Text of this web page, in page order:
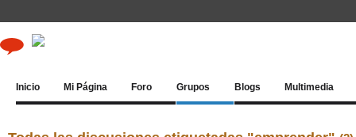
Inicio Mi Página Foro Grupos Blogs Multimedia